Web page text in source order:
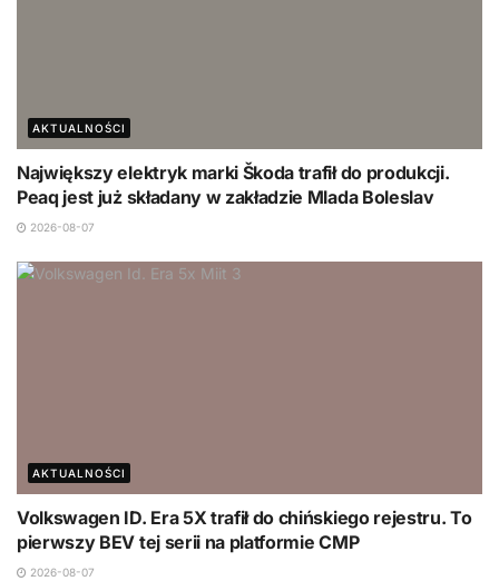
AKTUALNOŚCI
Największy elektryk marki Škoda trafił do produkcji.
Peaq jest już składany w zakładzie Mlada Boleslav
2026-08-07
AKTUALNOŚCI
Volkswagen ID. Era 5X trafił do chińskiego rejestru. To
pierwszy BEV tej serii na platformie CMP
2026-08-07